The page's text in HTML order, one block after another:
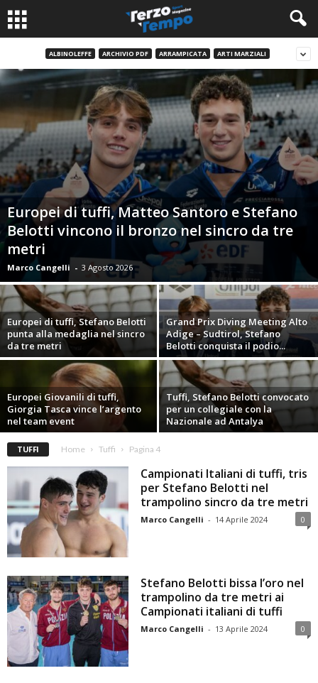
ALBINOLEFFE ARCHIVIO PDF ARRAMPICATA ARTI MARZIALI
Europei di tuffi, Matteo Santoro e Stefano
Belotti vincono il bronzo nel sincro da tre
metri
Marco Cangelli - 3 Agosto 2026
Europei di tuffi, Stefano Belotti
punta alla medaglia nel sincro
da tre metri
Grand Prix Diving Meeting Alto
Adige – Sudtirol, Stefano
Belotti conquista il podio...
Europei Giovanili di tuffi,
Giorgia Tasca vince l’argento
nel team event
Tuffi, Stefano Belotti convocato
per un collegiale con la
Nazionale ad Antalya
TUFFI Home Tuffi Pagina 4
Campionati Italiani di tuffi, tris
per Stefano Belotti nel
trampolino sincro da tre metri
Marco Cangelli - 14 Aprile 2024 0
Stefano Belotti bissa l’oro nel
trampolino da tre metri ai
Campionati italiani di tuffi
Marco Cangelli - 13 Aprile 2024 0